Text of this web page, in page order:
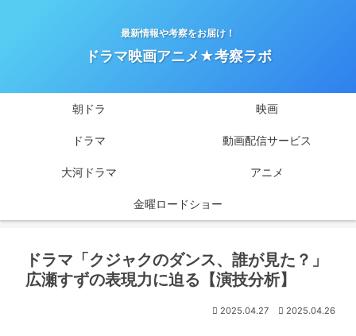
最新情報や考察をお届け！
ドラマ映画アニメ★考察ラボ
朝ドラ 映画
ドラマ 動画配信サービス
大河ドラマ アニメ
金曜ロードショー
ドラマ「クジャクのダンス、誰が見た？」
広瀬すずの表現力に迫る【演技分析】
2025.04.27 2025.04.26